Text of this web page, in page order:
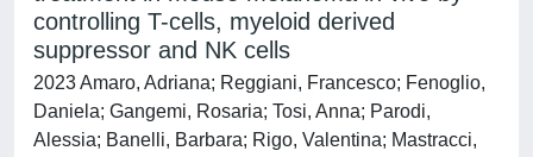
controlling T-cells, myeloid derived
suppressor and NK cells
2023 Amaro, Adriana; Reggiani, Francesco; Fenoglio,
Daniela; Gangemi, Rosaria; Tosi, Anna; Parodi,
Alessia; Banelli, Barbara; Rigo, Valentina; Mastracci,